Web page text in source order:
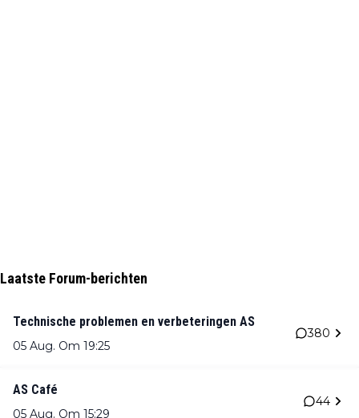
Laatste Forum-berichten
Technische problemen en verbeteringen AS
05 Aug. Om 19:25
380
AS Café
05 Aug. Om 15:29
44